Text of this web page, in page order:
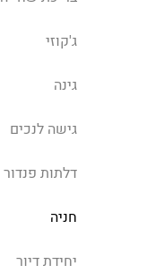
ג'קוזי
גינה
גישה לנכים
דלתות פנדור
חניה
יחידת דיור